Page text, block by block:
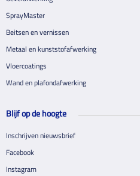
SprayMaster
Beitsen en vernissen
Metaal en kunststofafwerking
Vloercoatings
Wand en plafondafwerking
Blijf op de hoogte
Inschrijven nieuwsbrief
Facebook
Instagram